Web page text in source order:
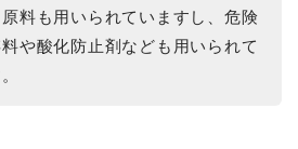
料も用いられていますし、危険
や酸化防止剤なども用いられて